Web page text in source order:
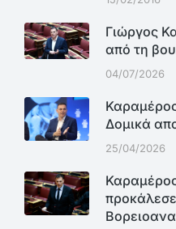
Γιώργος
από τη
04/07/2026
Δομικά
25/04/2026